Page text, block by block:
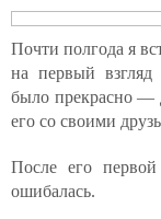
Почти полгода я
на первый взгляд
было прекрасно —
его со своими
После его
ошибалась.